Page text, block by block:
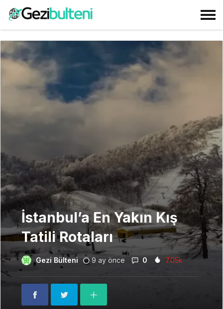
İstanbul’a En Yakın Kış
Tatili Rotaları
Gezi Bülteni 9 ay önce 0 7.05k